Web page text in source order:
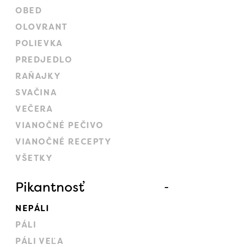
OBED
OLOVRANT
POLIEVKA
PREDJEDLO
RAŇAJKY
SVAČINA
VEČERA
VIANOČNÉ PEČIVO
VIANOČNÉ RECEPTY
VŠETKY
Pikantnosť
NEPÁLI
PÁLI
PÁLI VEĽA